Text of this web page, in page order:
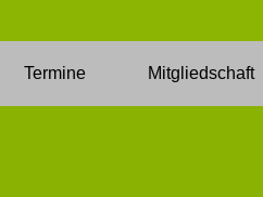
Termine Mitgliedschaft